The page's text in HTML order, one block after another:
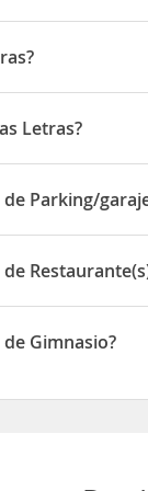
centro histórico
una de
Letras?
Rua Castilho, 6-12
Parking/
garaje
Gimnasio?